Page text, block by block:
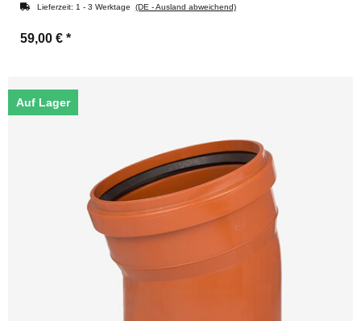
Lieferzeit: 1 - 3 Werktage (DE - Ausland abweichend)
59,00 € *
Auf Lager